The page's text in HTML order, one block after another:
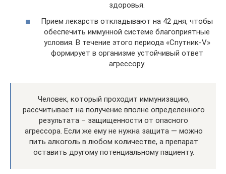
здоровья.
Прием лекарств откладывают на 42 дня, чтобы
обеспечить иммунной системе благоприятные
условия. В течение этого периода «Спутник-V»
формирует в организме устойчивый ответ
агрессору.
Человек, который проходит иммунизацию,
рассчитывает на получение вполне определенного
результата – защищенности от опасного
агрессора. Если же ему не нужна защита — можно
пить алкоголь в любом количестве, а препарат
оставить другому потенциальному пациенту.